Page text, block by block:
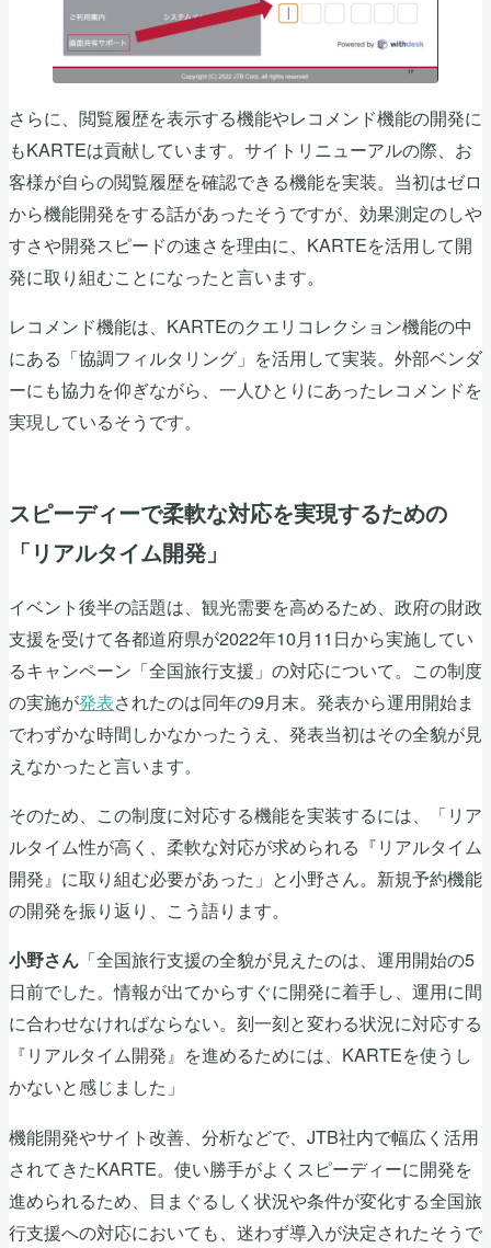
さらに、閲覧履歴を表示する機能やレコメンド機能の開発に
もKARTEは貢献しています。サイトリニューアルの際、お
客様が自らの閲覧履歴を確認できる機能を実装。当初はゼロ
から機能開発をする話があったそうですが、効果測定のしや
すさや開発スピードの速さを理由に、KARTEを活用して開
発に取り組むことになったと言います。
レコメンド機能は、KARTEのクエリコレクション機能の中
にある「協調フィルタリング」を活用して実装。外部ベンダ
ーにも協力を仰ぎながら、一人ひとりにあったレコメンドを
実現しているそうです。
スピーディーで柔軟な対応を実現するための
「リアルタイム開発」
イベント後半の話題は、観光需要を高めるため、政府の財政
支援を受けて各都道府県が2022年10月11日から実施してい
るキャンペーン「全国旅行支援」の対応について。この制度
の実施が発表されたのは同年の9月末。発表から運用開始ま
でわずかな時間しかなかったうえ、発表当初はその全貌が見
えなかったと言います。
そのため、この制度に対応する機能を実装するには、「リア
ルタイム性が高く、柔軟な対応が求められる『リアルタイム
開発』に取り組む必要があった」と小野さん。新規予約機能
の開発を振り返り、こう語ります。
小野さん 「全国旅行支援の全貌が見えたのは、運用開始の5
日前でした。情報が出てからすぐに開発に着手し、運用に間
に合わせなければならない。刻一刻と変わる状況に対応する
『リアルタイム開発』を進めるためには、KARTEを使うし
かないと感じました」
機能開発やサイト改善、分析などで、JTB社内で幅広く活用
されてきたKARTE。使い勝手がよくスピーディーに開発を
進められるため、目まぐるしく状況や条件が変化する全国旅
行支援への対応においても、迷わず導入が決定されたそうで